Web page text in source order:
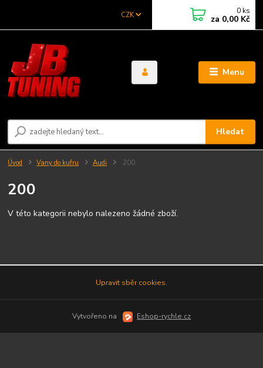
Menu
CZK
Hledat
0 ks
za 0,00 Kč
Úvod Vany do kufru Audi 200
200
V této kategorii nebylo nalezeno žádné zboží.
Upravit sběr cookies.
Vytvořeno na Eshop-rychle.cz